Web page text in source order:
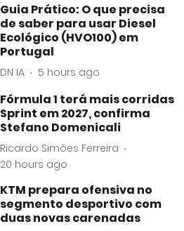
Guia Prático: O que precisa
de saber para usar Diesel
Ecológico (HVO100) em
Portugal
DN IA 5 hours ago
Fórmula 1 terá mais corridas
Sprint em 2027, confirma
Stefano Domenicali
Ricardo Simões Ferreira
20 hours ago
KTM prepara ofensiva no
segmento desportivo com
duas novas carenadas